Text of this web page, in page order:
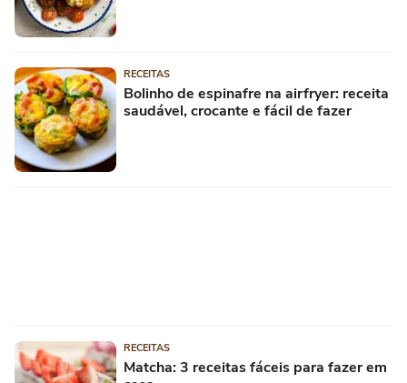
RECEITAS
Bolinho de espinafre na airfryer: receita
saudável, crocante e fácil de fazer
RECEITAS
Matcha: 3 receitas fáceis para fazer em